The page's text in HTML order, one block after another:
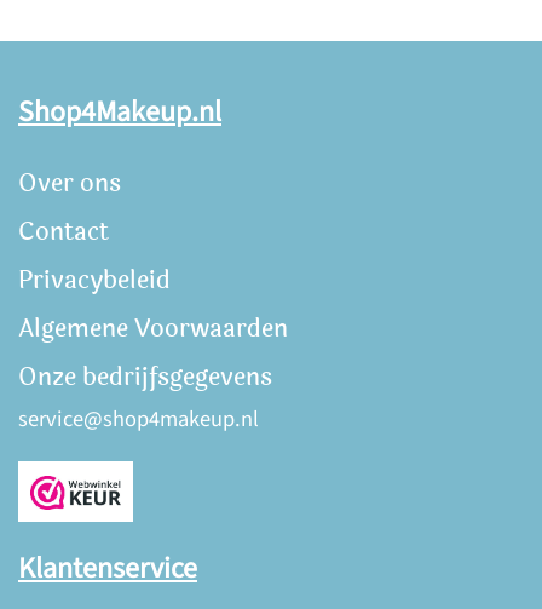
Shop4Makeup.nl
Over ons
Contact
Privacybeleid
Algemene Voorwaarden
Onze bedrijfsgegevens
service@shop4makeup.nl
Klantenservice